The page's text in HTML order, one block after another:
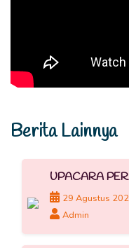
Berita Lainnya
UPACARA
29 Agustus
Admin